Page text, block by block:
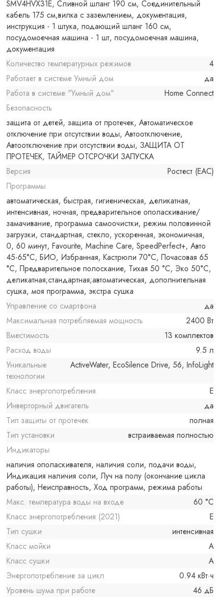
SMV4HVX31E, Сливной шланг 190 см, Соединительный
кабель 175 см,вилка с заземлением, документация,
инструкция - 1 штука, подающий шланг 160 см,
посудомоечная машина - 1 шт, посудомоечная машина,
документация
Количество температурных режимов
4
Работает в системе Умный дом
да
Работа в системе "Умный дом"
Home Connect
Безопасность
защита от детей, защита от протечек, Автоматическое
отключение при отсутствии воды, Автоотключение,
Автоотключение при отсутствии воды, ЗАЩИТА ОТ
ПРОТЕЧЕК, ТАЙМЕР ОТСРОЧКИ ЗАПУСКА
Версия
Ростест (EAC)
Программы
автоматическая, быстрая, гигиеническая, деликатная,
интенсивная, ночная, предварительное ополаскивание/
замачивание, программа самоочистки, режим половинной
загрузки, стандартная, стекло, ускоренная, экономичная,
0, 60 минут, Favourite, Machine Care, SpeedPerfect+, Авто
45-65°С, БИО, Избранная, Кастрюли 70°С, Почасовая 65
°C, Предварительное полоскание, Тихая 50 °C, Эко 50°С,
деликатная;стандартная;автоматическая, дополнительная
сушка, моя программа, экстра сушка
Управление со смартфона
да
Максимальная потребляемая мощность
2400 Вт
Вместимость
13 комплектов
Расход воды
9.5 л
Уникальные
технологии
ActiveWater, EcoSilence Drive, 56, InfoLight
Класс энергопотребления
E
Инверторный двигатель
да
Тип защиты от протечек
полная
Тип установки
встраиваемая полностью
Индикаторы
наличия ополаскивателя, наличия соли, подачи воды,
Индикация наличия соли, Луч на полу (окончание цикла
работы), Неисправность, Ход программ, режима работы
Макс. температура воды на входе
60 °C
Класс энергопотребления (2021)
E
Тип сушки
интенсивная
Класс мойки
A
Класс сушки
A
Энергопотребление за цикл
0.94 кВт·ч
Уровень шума при работе
46 дБ